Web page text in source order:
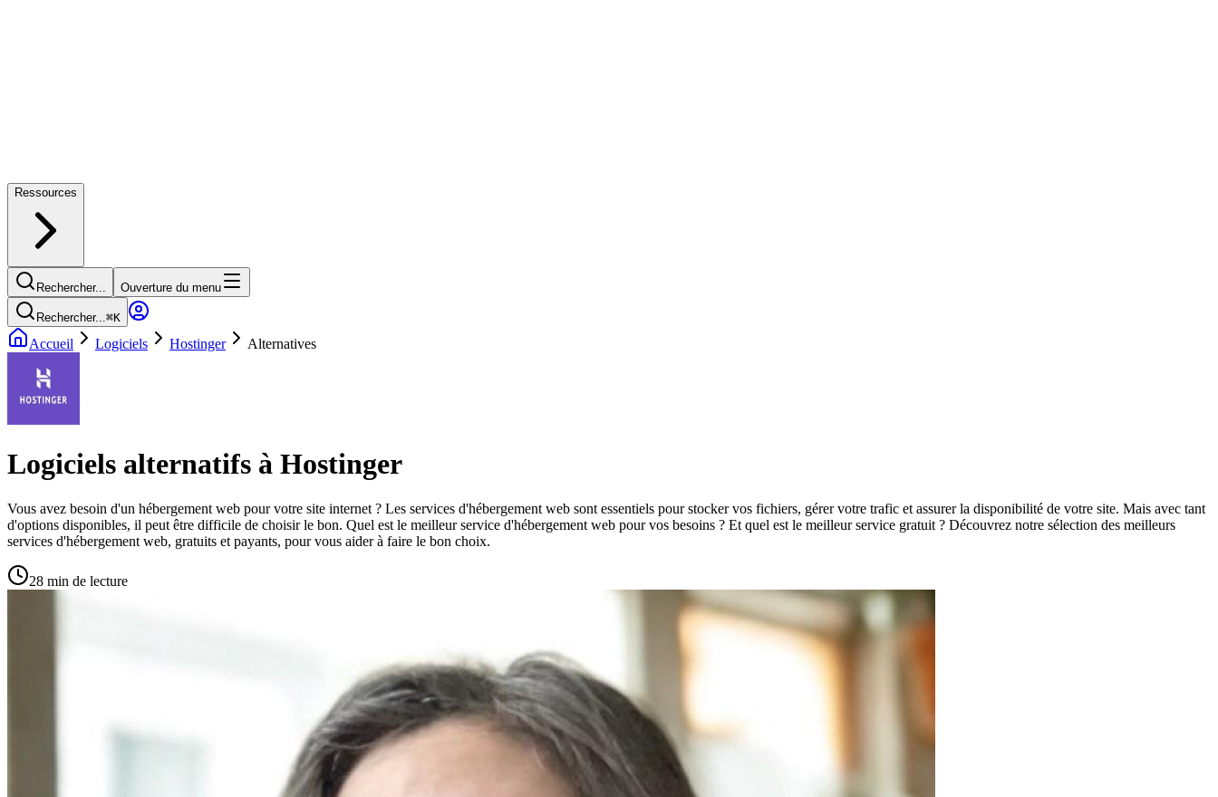
Ressources
Rechercher... Ouverture du menu
Rechercher...⌘K
Accueil Logiciels Hostinger Alternatives
Logiciels alternatifs à Hostinger
Vous avez besoin d'un hébergement web pour votre site internet ? Les services d'hébergement web sont essentiels pour stocker vos fichiers, gérer votre trafic et assurer la disponibilité de votre site. Mais avec tant
d'options disponibles, il peut être difficile de choisir le bon. Quel est le meilleur service d'hébergement web pour vos besoins ? Et quel est le meilleur service gratuit ? Découvrez notre sélection des meilleurs
services d'hébergement web, gratuits et payants, pour vous aider à faire le bon choix.
28 min de lecture